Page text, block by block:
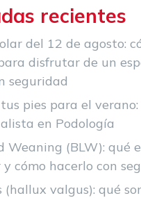
recientes
del 12 de agosto:
disfrutar de un
seguridad
pies para el verano:
en Podología
Weaning (BLW): qué
y cómo hacerlo con
(hallux valgus): qué